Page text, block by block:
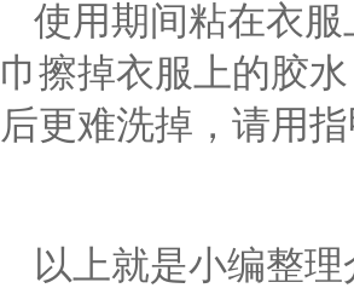
使用期间粘在衣
巾擦掉衣服上的胶
后更难洗掉，请用
以上就是小编整